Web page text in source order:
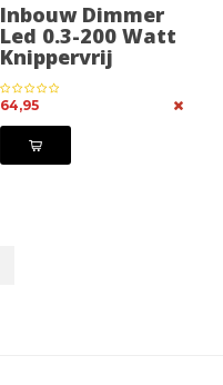
Inbouw Dimmer
Led 0.3-200 Watt
Knippervrij
64,95